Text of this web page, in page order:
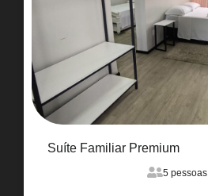
Suíte Familiar Premium
5 pessoas